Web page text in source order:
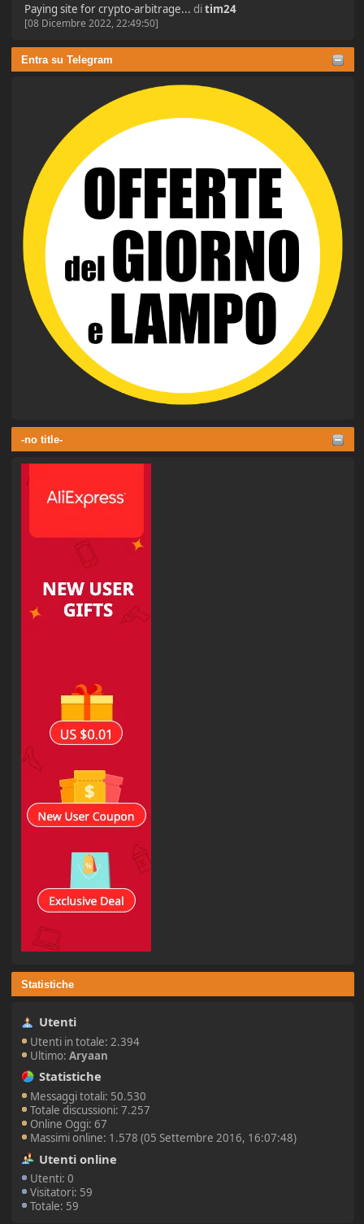
Paying site for crypto-arbitrage... ditim24
[08 Dicembre 2022, 22:49:50]
Entra su Telegram
-no title-
Statistiche
Utenti
Utenti in totale: 2.394
Ultimo:Aryaan
Statistiche
Messaggi totali: 50.530
Totale discussioni: 7.257
Online Oggi: 67
Massimi online: 1.578 (05 Settembre 2016, 16:07:48)
Utenti online
Utenti: 0
Visitatori: 59
Totale: 59